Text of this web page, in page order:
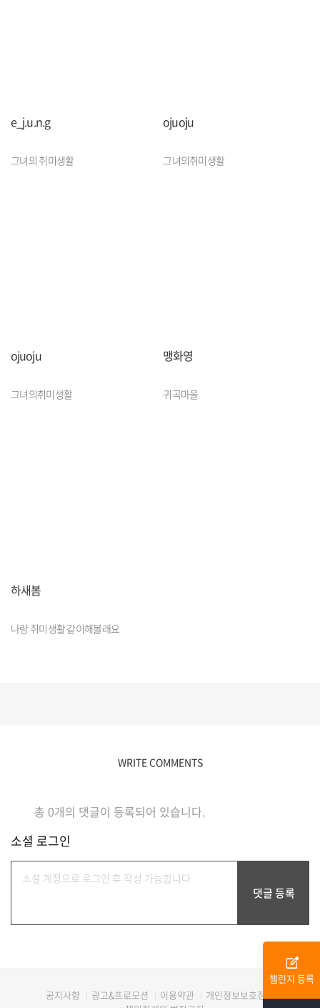
edit_square
챌린지 등록
e_j.u.n.g
그녀의 취미생활
ojuoju
그녀의취미생활
ojuoju
그녀의취미생활
맹화영
귀곡마을
하새봄
나랑 취미생활 같이해볼래요
WRITE COMMENTS
총 0개의 댓글이 등록되어 있습니다.
소셜 로그인
공지사항 광고&프로모션 이용약관
개인정보보호정책